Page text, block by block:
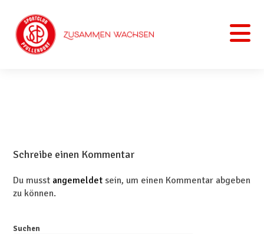
Schreibe einen Kommentar
Du musst angemeldet sein, um einen Kommentar abgeben
zu können.
Suchen